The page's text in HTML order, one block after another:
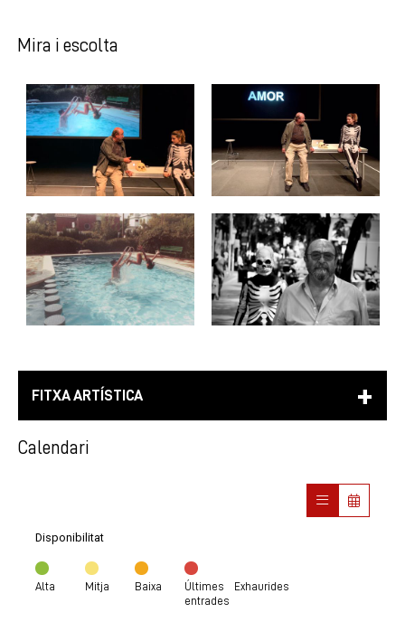
Mira i escolta
FITXA ARTÍSTICA
Calendari
Disponibilitat
Alta Mitja Baixa
Últimes
entrades
Exhaurides